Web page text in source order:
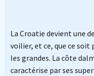
La Croatie devient une
voilier, et ce, que ce soit
les grandes. La côte
caractérise par ses